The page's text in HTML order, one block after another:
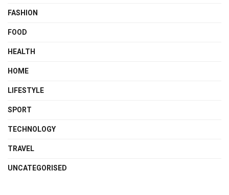
FASHION
FOOD
HEALTH
HOME
LIFESTYLE
SPORT
TECHNOLOGY
TRAVEL
UNCATEGORISED